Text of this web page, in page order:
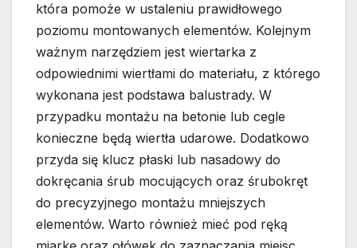
która pomoże w ustaleniu prawidłowego
poziomu montowanych elementów. Kolejnym
ważnym narzędziem jest wiertarka z
odpowiednimi wiertłami do materiału, z którego
wykonana jest podstawa balustrady. W
przypadku montażu na betonie lub cegle
konieczne będą wiertła udarowe. Dodatkowo
przyda się klucz płaski lub nasadowy do
dokręcania śrub mocujących oraz śrubokręt
do precyzyjnego montażu mniejszych
elementów. Warto również mieć pod ręką